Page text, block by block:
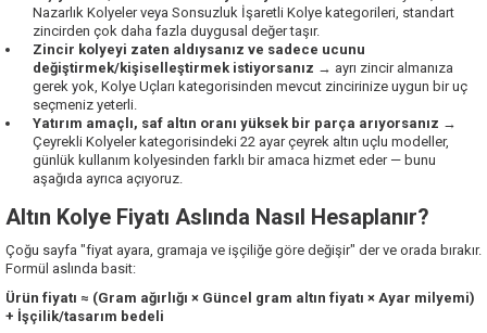
Nazarlık Kolyelerveya Sonsuzluk İşaretli Kolye kategorileri, standart
zincirden çok daha fazla duygusal değer taşır.
Zincir kolyeyi zaten aldıysanız ve sadece ucunu
değiştirmek/kişiselleştirmek istiyorsanız → ayrı zincir almanıza
gerek yok, Kolye Uçları kategorisinden mevcut zincirinize uygun bir uç
seçmeniz yeterli.
Yatırım amaçlı, saf altın oranı yüksek bir parça arıyorsanız →
Çeyrekli Kolyelerkategorisindeki 22 ayar çeyrek altın uçlu modeller,
günlük kullanım kolyesinden farklı bir amaca hizmet eder — bunu
aşağıda ayrıca açıyoruz.
Altın Kolye Fiyatı Aslında Nasıl Hesaplanır?
Çoğu sayfa "fiyat ayara, gramaja ve işçiliğe göre değişir" der ve orada bırakır.
Formül aslında basit:
Ürün fiyatı ≈ (Gram ağırlığı × Güncel gram altın fiyatı × Ayar milyemi)
+ İşçilik/tasarım bedeli